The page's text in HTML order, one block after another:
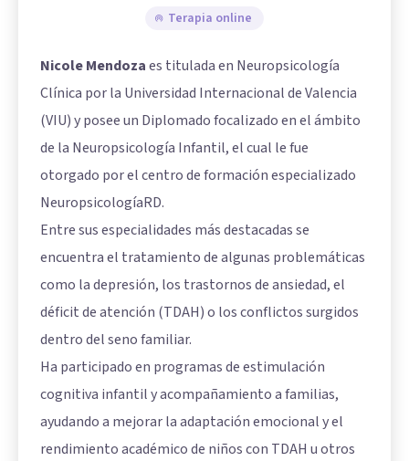
Terapia online
Nicole Mendozaes titulada en Neuropsicología
Clínica por la Universidad Internacional de Valencia
(VIU) y posee un Diplomado focalizado en el ámbito
de la Neuropsicología Infantil, el cual le fue
otorgado por el centro de formación especializado
NeuropsicologíaRD.
Entre sus especialidades más destacadas se
encuentra el tratamiento de algunas problemáticas
como la depresión, los trastornos de ansiedad, el
déficit de atención (TDAH) o los conflictos surgidos
dentro del seno familiar.
Ha participado en programas de estimulación
cognitiva infantil y acompañamiento a familias,
ayudando a mejorar la adaptación emocional y el
rendimiento académico de niños con TDAH u otros